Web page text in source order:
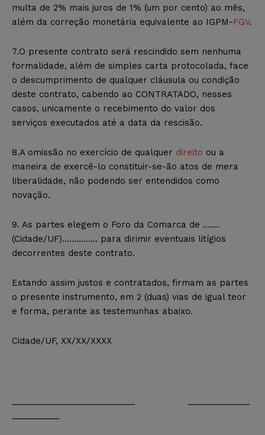
multa de 2% mais juros de 1% (um por cento) ao mês,
além da correção monetária equivalente ao IGPM-FGV.
7.O presente contrato será rescindido sem nenhuma
formalidade, além de simples carta protocolada, face
o descumprimento de qualquer cláusula ou condição
deste contrato, cabendo ao CONTRATADO, nesses
casos, unicamente o recebimento do valor dos
serviços executados até a data da rescisão.
8.A omissão no exercício de qualquer direito ou a
maneira de exercê-lo constituir-se-ão atos de mera
liberalidade, não podendo ser entendidos como
novação.
9. As partes elegem o Foro da Comarca de …….
(Cidade/UF)…………… para dirimir eventuais litígios
decorrentes deste contrato.
Estando assim justos e contratados, firmam as partes
o presente instrumento, em 2 (duas) vias de igual teor
e forma, perante as testemunhas abaixo.
Cidade/UF, XX/XX/XXXX